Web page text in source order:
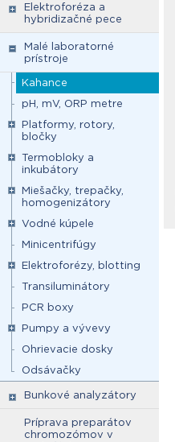
Elektroforéza a
hybridizačné pece
Malé laboratorné
prístroje
Kahance
pH, mV, ORP metre
Platformy, rotory,
bločky
Termobloky a
inkubátory
Miešačky, trepačky,
homogenizátory
Vodné kúpele
Minicentrifúgy
Elektroforézy, blotting
Transiluminátory
PCR boxy
Pumpy a vývevy
Ohrievacie dosky
Odsávačky
Bunkové analyzátory
Príprava preparátov
chromozómov v